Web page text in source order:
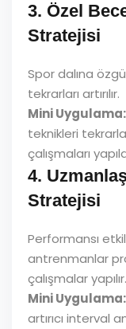
3. Özel
Stratejisi
Spor dalına
tekrarları artırılır.
Mini Uygulama:
teknikleri
çalışmaları
4.
Stratejisi
Performansı
antrenmanlar
çalışmalar yapılır.
Mini Uygulama:
artırıcı interval